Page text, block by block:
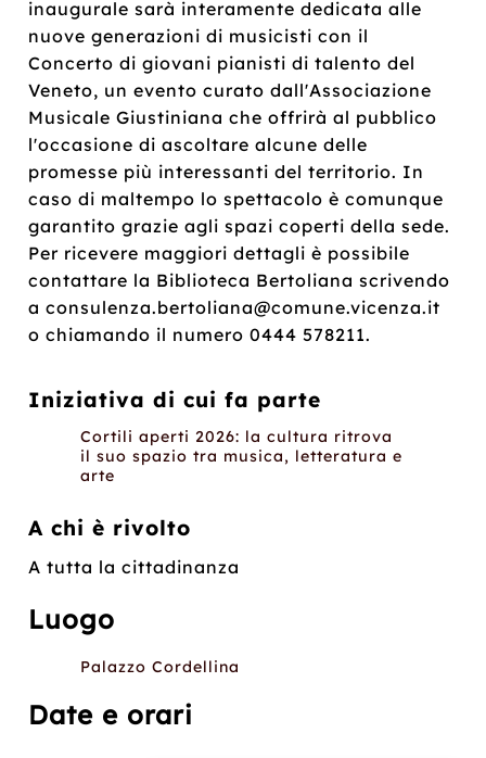
inaugurale sarà interamente dedicata alle
nuove generazioni di musicisti con il
Concerto di giovani pianisti di talento del
Veneto, un evento curato dall'Associazione
Musicale Giustiniana che offrirà al pubblico
l'occasione di ascoltare alcune delle
promesse più interessanti del territorio. In
caso di maltempo lo spettacolo è comunque
garantito grazie agli spazi coperti della sede.
Per ricevere maggiori dettagli è possibile
contattare la Biblioteca Bertoliana scrivendo
a consulenza.bertoliana@comune.vicenza.it
o chiamando il numero 0444 578211.
Iniziativa di cui fa parte
Cortili aperti 2026: la cultura ritrova
il suo spazio tra musica, letteratura e
arte
A chi è rivolto
A tutta la cittadinanza
Luogo
Palazzo Cordellina
Date e orari